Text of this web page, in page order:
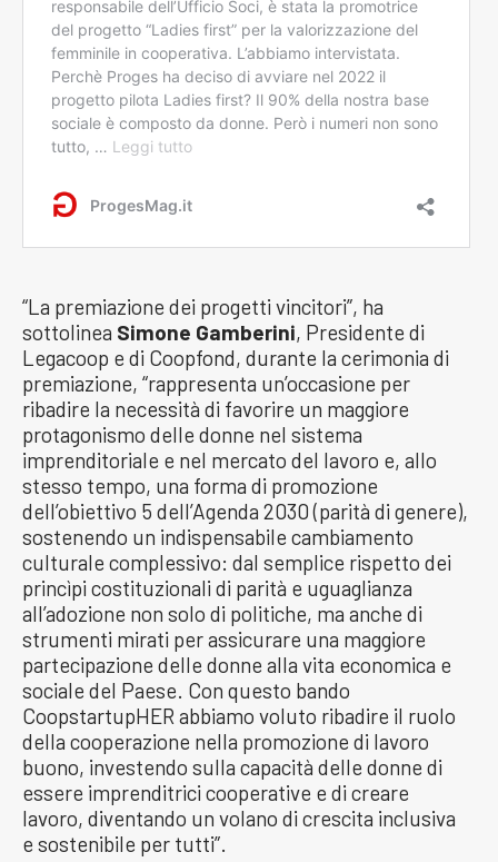
“La premiazione dei progetti vincitori”, ha
sottolinea Simone Gamberini, Presidente di
Legacoop e di Coopfond, durante la cerimonia di
premiazione, “rappresenta un’occasione per
ribadire la necessità di favorire un maggiore
protagonismo delle donne nel sistema
imprenditoriale e nel mercato del lavoro e, allo
stesso tempo, una forma di promozione
dell’obiettivo 5 dell’Agenda 2030 (parità di genere),
sostenendo un indispensabile cambiamento
culturale complessivo: dal semplice rispetto dei
princìpi costituzionali di parità e uguaglianza
all’adozione non solo di politiche, ma anche di
strumenti mirati per assicurare una maggiore
partecipazione delle donne alla vita economica e
sociale del Paese. Con questo bando
CoopstartupHER abbiamo voluto ribadire il ruolo
della cooperazione nella promozione di lavoro
buono, investendo sulla capacità delle donne di
essere imprenditrici cooperative e di creare
lavoro, diventando un volano di crescita inclusiva
e sostenibile per tutti”.